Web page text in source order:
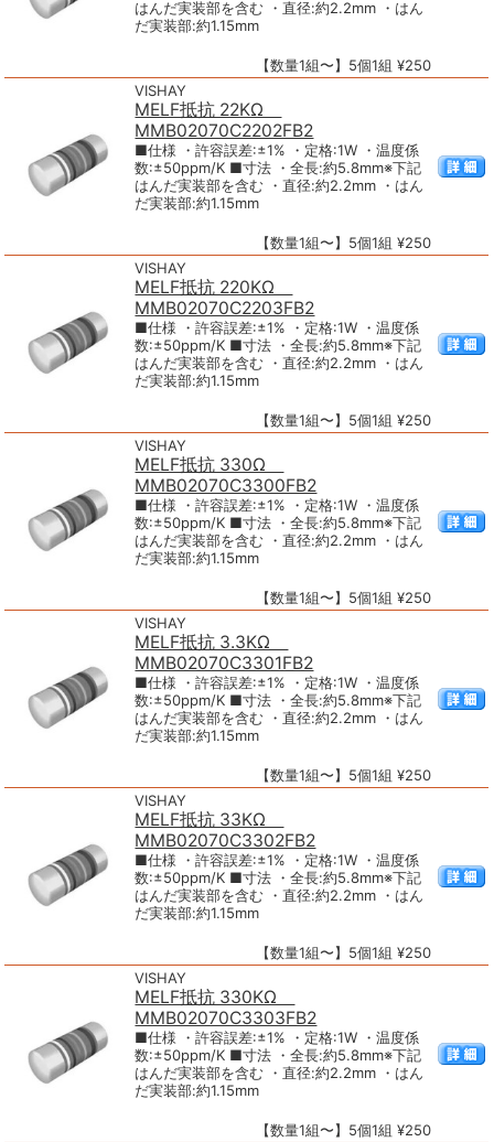
はんだ実装部を含む ・直径:約2.2mm ・はん
だ実装部:約1.15mm
【数量1組〜】5個1組 ¥250
VISHAY
MELF抵抗 22KΩ
MMB02070C2202FB2
■仕様 ・許容誤差:±1% ・定格:1W ・温度係
数:±50ppm/K ■寸法 ・全長:約5.8mm※下記
はんだ実装部を含む ・直径:約2.2mm ・はん
だ実装部:約1.15mm
【数量1組〜】5個1組 ¥250
VISHAY
MELF抵抗 220KΩ
MMB02070C2203FB2
■仕様 ・許容誤差:±1% ・定格:1W ・温度係
数:±50ppm/K ■寸法 ・全長:約5.8mm※下記
はんだ実装部を含む ・直径:約2.2mm ・はん
だ実装部:約1.15mm
【数量1組〜】5個1組 ¥250
VISHAY
MELF抵抗 330Ω
MMB02070C3300FB2
■仕様 ・許容誤差:±1% ・定格:1W ・温度係
数:±50ppm/K ■寸法 ・全長:約5.8mm※下記
はんだ実装部を含む ・直径:約2.2mm ・はん
だ実装部:約1.15mm
【数量1組〜】5個1組 ¥250
VISHAY
MELF抵抗 3.3KΩ
MMB02070C3301FB2
■仕様 ・許容誤差:±1% ・定格:1W ・温度係
数:±50ppm/K ■寸法 ・全長:約5.8mm※下記
はんだ実装部を含む ・直径:約2.2mm ・はん
だ実装部:約1.15mm
【数量1組〜】5個1組 ¥250
VISHAY
MELF抵抗 33KΩ
MMB02070C3302FB2
■仕様 ・許容誤差:±1% ・定格:1W ・温度係
数:±50ppm/K ■寸法 ・全長:約5.8mm※下記
はんだ実装部を含む ・直径:約2.2mm ・はん
だ実装部:約1.15mm
【数量1組〜】5個1組 ¥250
VISHAY
MELF抵抗 330KΩ
MMB02070C3303FB2
■仕様 ・許容誤差:±1% ・定格:1W ・温度係
数:±50ppm/K ■寸法 ・全長:約5.8mm※下記
はんだ実装部を含む ・直径:約2.2mm ・はん
だ実装部:約1.15mm
【数量1組〜】5個1組 ¥250